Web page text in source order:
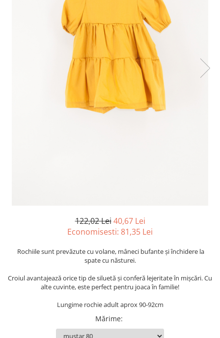
122,02 Lei 40,67 Lei
Economisesti: 81,35 Lei
Rochiile sunt prevăzute cu volane, mâneci bufante și închidere la
spate cu năsturei.
Croiul avantajează orice tip de siluetă şi conferă lejeritate în mişcări. Cu
alte cuvinte, este perfect pentru joaca în familie!
Lungime rochie adult aprox 90-92cm
Mărime: